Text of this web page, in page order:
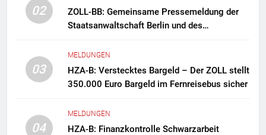
02
ZOLL-BB: Gemeinsame Pressemeldung der
Staatsanwaltschaft Berlin und des
Zollfahndung hebt mutmaßliches
Drogenlabor aus
03
MELDUNGEN
HZA-B: Verstecktes Bargeld – Der ZOLL stellt
350.000 Euro Bargeld im Fernreisebus sicher
04
MELDUNGEN
HZA-B: Finanzkontrolle Schwarzarbeit